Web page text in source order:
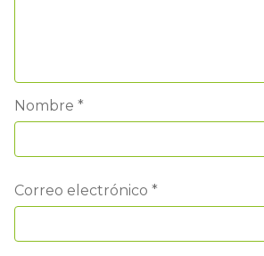
Nombre *
Correo electrónico *